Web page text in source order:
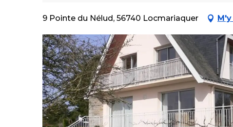
9 Pointe du Nélud, 56740 Locmariaquer